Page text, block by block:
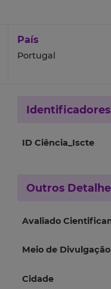
País
Portugal
ID Ciência_Iscte
Outros
Avaliado
Meio de Divulgação
Cidade